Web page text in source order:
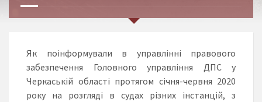
Як поінформували в управлінні правового
забезпечення Головного управління ДПС у
Черкаській області протягом січня-червня 2020
року на розгляді в судах різних інстанцій, з